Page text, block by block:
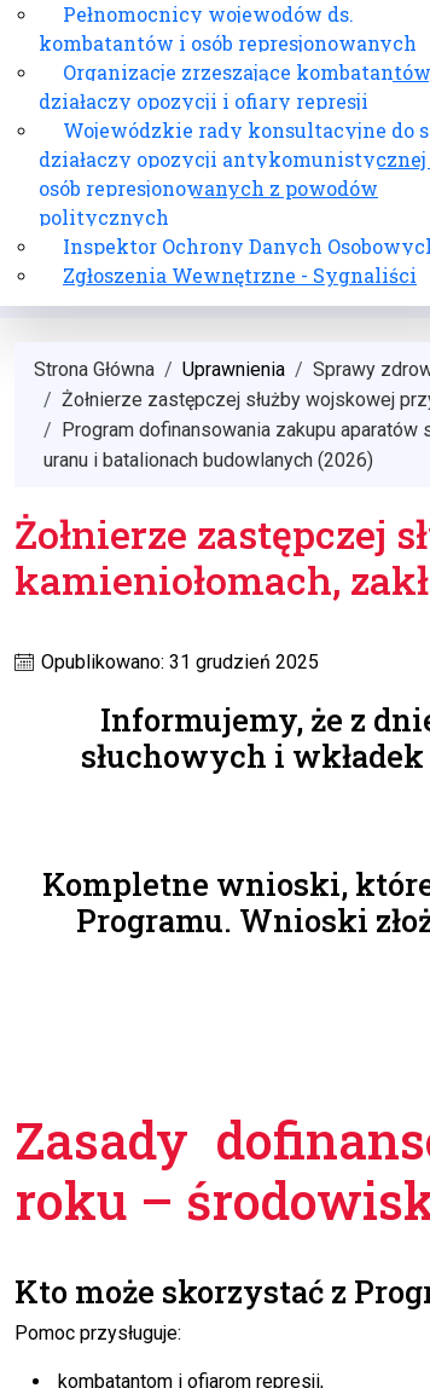
Pełnomocnicy wojewodów ds.
kombatantów i osób represjonowanych
Organizacje zrzeszające
działaczy opozycji i ofiary represji
Wojewódzkie rady konsultacyjne do
działaczy opozycji antykomunistycznej
osób represjonowanych z powodów
politycznych
Inspektor Ochrony Danych
Zgłoszenia Wewnętrzne - Sygnaliści
Strona Główna Uprawnienia
Sprawy
Żołnierze zastępczej służby wojskowej
Program dofinansowania zakupu aparatów
uranu i batalionach budowlanych (2026)
Żołnierze zastępczej
kamieniołomach,
Opublikowano: 31 grudzień 2025
Informujemy, że z
słuchowych i
Kompletne wnioski, które
Programu. Wnioski
Zasady
roku –
Kto może skorzystać z
Pomoc przysługuje:
kombatantom i ofiarom represji,